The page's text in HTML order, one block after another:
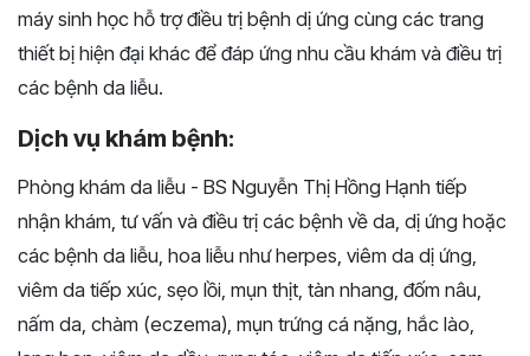
máy sinh học hỗ trợ điều trị bệnh dị ứng cùng các trang
thiết bị hiện đại khác để đáp ứng nhu cầu khám và điều trị
các bệnh da liễu.
Dịch vụ khám bệnh:
Phòng khám da liễu - BS Nguyễn Thị Hồng Hạnh tiếp
nhận khám, tư vấn và điều trị các bệnh về da, dị ứng hoặc
các bệnh da liễu, hoa liễu như herpes, viêm da dị ứng,
viêm da tiếp xúc, sẹo lồi, mụn thịt, tàn nhang, đốm nâu,
nấm da, chàm (eczema), mụn trứng cá nặng, hắc lào,